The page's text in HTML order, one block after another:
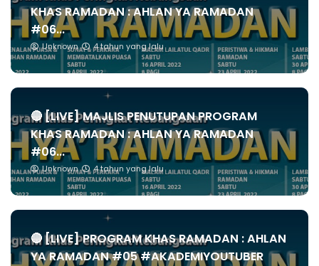
KHAS RAMADAN : AHLAN YA RAMADAN
#06...
Unknown 4 tahun yang lalu
🔴 [LIVE] MAJLIS PENUTUPAN PROGRAM
KHAS RAMADAN : AHLAN YA RAMADAN
#06...
Unknown 4 tahun yang lalu
🔴 [LIVE] PROGRAM KHAS RAMADAN : AHLAN
YA RAMADAN #05 #AKADEMIYOUTUBER